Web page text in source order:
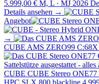
5.999,00 € M, L · MJ 2026
Details ansehen →
Angebot
→
CUBE AMS ZERO99 C:68X
CUBE CUBE Stereo ONE77
HPC SLX 800 blackline